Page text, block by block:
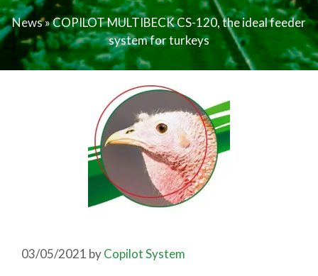
News»COPILOT MULTIBECK CS-120, the ideal feeder
system for turkeys
03/05/2021 byCopilot System